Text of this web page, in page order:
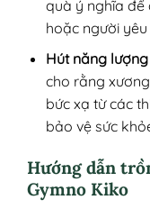
quà ý nghĩa để
hoặc người
Hút năng
cho rằng
bức xạ từ các
bảo vệ sức
Hướng dẫn
Gymno Kiko